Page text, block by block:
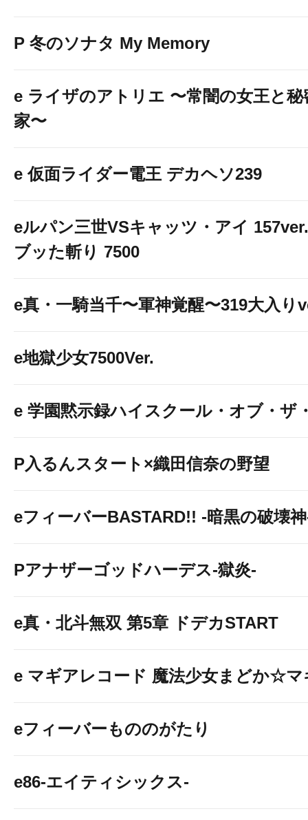
P 冬のソナタ My Memory
e ライザのアトリエ 〜常闇の女王と秘
家〜
e 仮面ライダー電王 デカヘソ239
eルパン三世VSキャッツ・アイ
ブッた斬り 7500
e真・一騎当千〜軍神覚醒〜319大入り
e地獄少女7500Ver.
e 学園黙示録ハイスクール・オブ・ザ
P入るんスタート×織田信奈の野望
eフィーバーBASTARD!! -暗黒の破壊
Pアナザーゴッドハーデス-獄炎-
e真・北斗無双 第5章 ドデカSTART
e マギアレコード 魔法少女まどか☆マ
eフィーバーもののがたり
e86-エイティシックス-